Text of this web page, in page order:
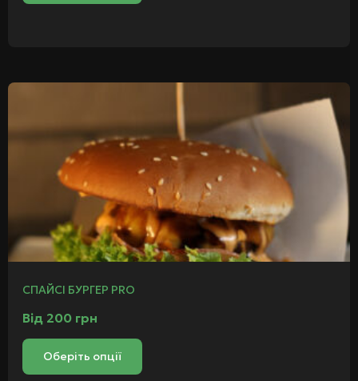
СПАЙСІ БУРГЕР PRO
Від 200 грн
Оберіть опції